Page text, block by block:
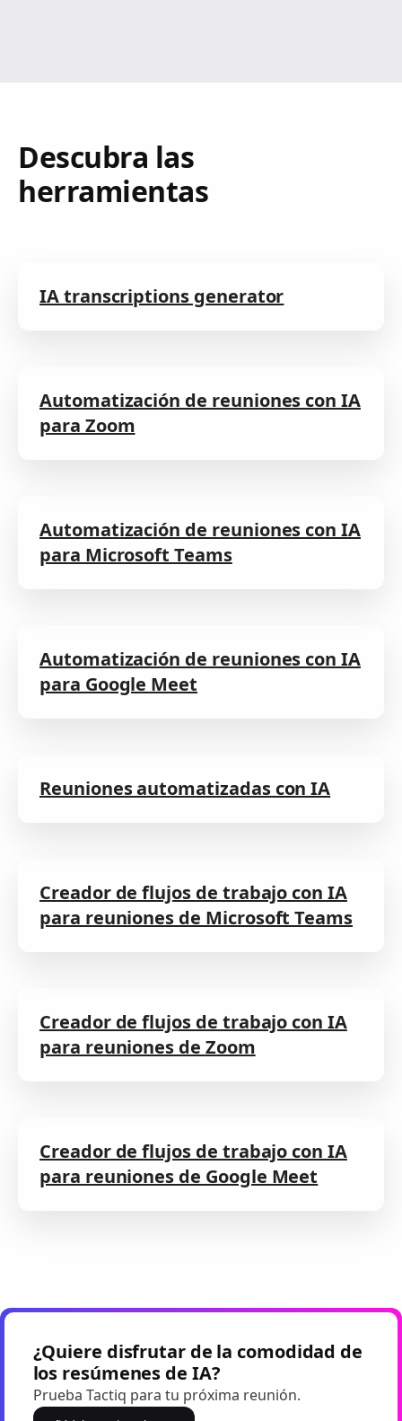
Descubra las
herramientas
IA transcriptions generator
Automatización de reuniones con IA
para Zoom
Automatización de reuniones con IA
para Microsoft Teams
Automatización de reuniones con IA
para Google Meet
Reuniones automatizadas con IA
Creador de flujos de trabajo con IA
para reuniones de Microsoft Teams
Creador de flujos de trabajo con IA
para reuniones de Zoom
Creador de flujos de trabajo con IA
para reuniones de Google Meet
¿Quiere disfrutar de la comodidad de
los resúmenes de IA?
Prueba Tactiq para tu próxima reunión.